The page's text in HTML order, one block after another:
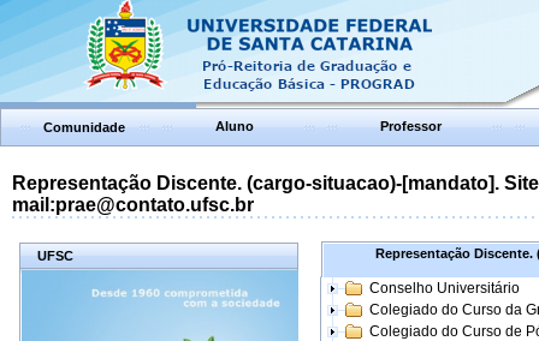
Comunidade Aluno Professor
Representação Discente. (cargo-situacao)-[mandato].
mail:prae@contato.ufsc.br
UFSC Representação Discente.
Conselho Universitário
Colegiado do Curso da
Colegiado do Curso de